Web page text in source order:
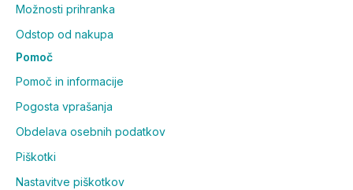
Možnosti prihranka
Odstop od nakupa
Pomoč
Pomoč in informacije
Pogosta vprašanja
Obdelava osebnih podatkov
Piškotki
Nastavitve piškotkov